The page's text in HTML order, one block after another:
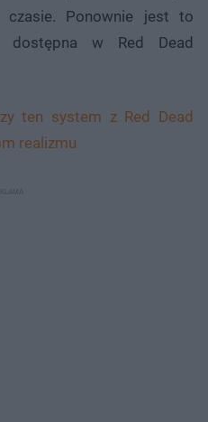
czasie. Ponownie jest to
dostępna w Red Dead
ten system z Red Dead
realizmu